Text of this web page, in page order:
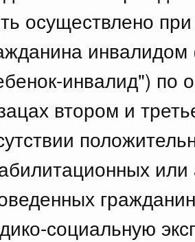
осуществлено
инвалидом
инвалид") по
втором и
социальную